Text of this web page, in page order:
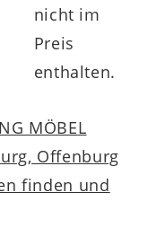
nicht im
Preis
enthalten.
MÖBEL
Offenburg
finden und